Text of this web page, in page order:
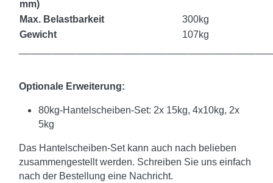
mm)
Max. Belastbarkeit
300kg
Gewicht
107kg
Optionale Erweiterung:
80kg-Hantelscheiben-Set: 2x 15kg, 4x10kg, 2x
5kg
Das Hantelscheiben-Set kann auch nach belieben
zusammengestellt werden. Schreiben Sie uns einfach
nach der Bestellung eine Nachricht.